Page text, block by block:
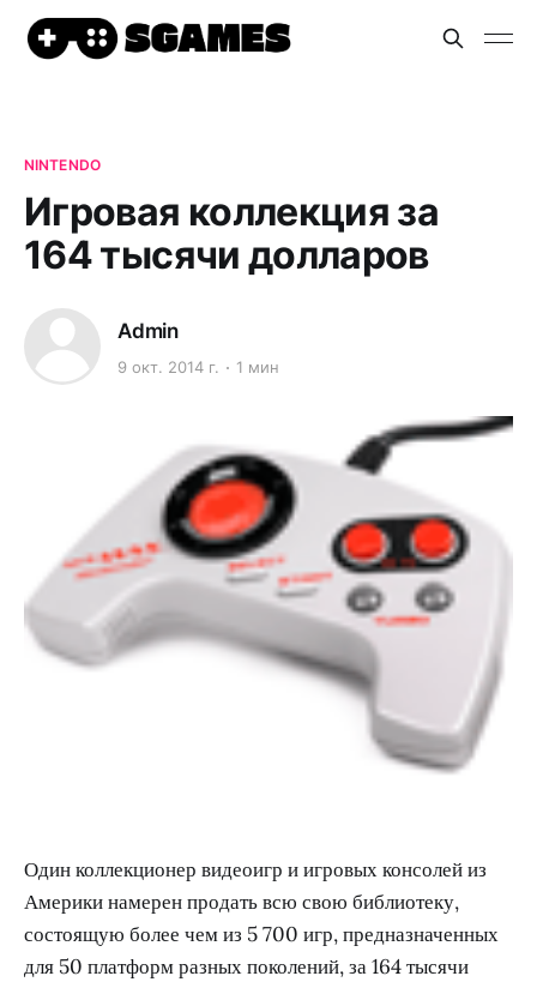
NINTENDO
Игровая коллекция за
164 тысячи долларов
Admin
9 окт. 2014 г. 1 мин
Один коллекционер видеоигр и игровых консолей из
Америки намерен продать всю свою библиотеку,
состоящую более чем из 5 700 игр, предназначенных
для 50 платформ разных поколений, за 164 тысячи